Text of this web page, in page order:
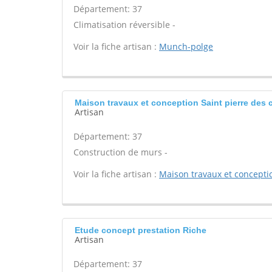
Département: 37
Climatisation réversible -
Voir la fiche artisan : Munch-polge
Maison travaux et conception Saint pierre des
Artisan
Département: 37
Construction de murs -
Voir la fiche artisan : Maison travaux et
Etude concept prestation Riche
Artisan
Département: 37